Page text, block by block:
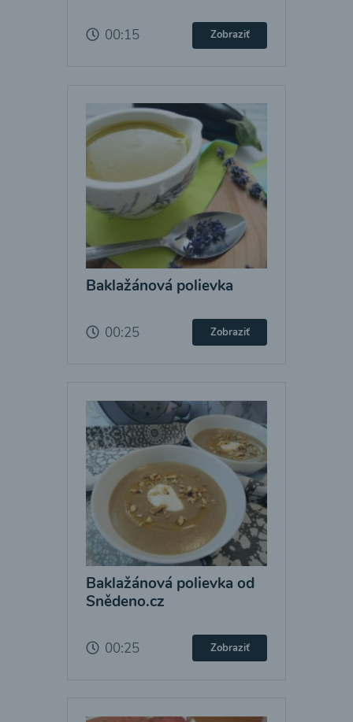
00:15 Zobraziť
Baklažánová polievka
00:25 Zobraziť
Baklažánová polievka od
Snědeno.cz
00:25 Zobraziť